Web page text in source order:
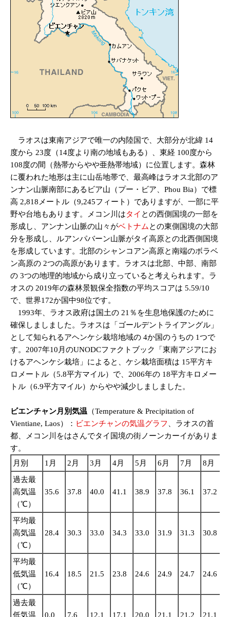
ラオスは東南アジアで唯一の内陸国で、大部分が北緯 14
度から 23度（14度より南の地域もある）、東経 100度から
108度の間（熱帯からやや亜熱帯地域）に位置します。森林
に覆われた地形は主に山岳地帯で、最高峰はラオス北部のア
ンナン山脈南部にあるビア山（プー・ビア、Phou Bia）で標
高 2,818メートル（9,245フィート）でありますが、一部に平
野や台地もあります。メコン川はタイ との西側国境の一部を
形成し、アンナン山脈の山々がベトナム との東側国境の大部
分を形成し、ルアンパバーン山脈がタイ高原との北西側国境
を形成しています。北部のシャンコアン高原と南端のボラベ
ン高原の 2つの高原があります。ラオスは北部、中部、南部
の 3つの地理的地域から成り立っていると考えられます。ラ
オスの 2019年の森林景観保全指数の平均スコアは 5.59/10
で、世界172か国中98位です。
1993年、ラオス政府は国土の 21％を生息地保護のために
確保しましました。ラオスは「ゴールデントライアングル」
として知られるアヘンケシ栽培地域の 4か国のうちの 1つで
す。2007年10月のUNODCファクトブック「東南アジアにお
けるアヘンケシ栽培」によると、ケシ栽培面積は 15平方キ
ロメートル（5.8平方マイル）で、2006年の 18平方キロメー
トル（6.9平方マイル）からやや減少しましました。
ビエンチャン月別気温 （Temperature & Precipitation of
Vientiane, Laos）： ビエンチャンの気温グラフ
、ラオスの首
都、メコン川をはさんでタイ国境の街ノーンカーイがありま
す。
月別
1月 2月 3月 4月 5月 6月 7月 8月
過去最
高気温
（℃）
35.6 37.8 40.0 41.1 38.9 37.8 36.1 37.2
平均最
高気温
（℃）
28.4 30.3 33.0 34.3 33.0 31.9 31.3 30.8
平均最
低気温
（℃）
16.4 18.5 21.5 23.8 24.6 24.9 24.7 24.6
過去最
低気温
0.0 7.6 12.1 17.1 20.0 21.1 21.2 21.1